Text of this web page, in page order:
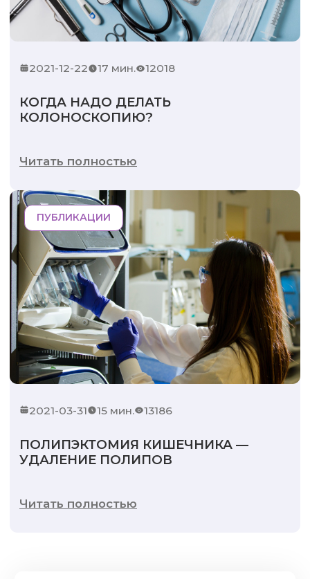
2021-12-22 17 мин. 12018
КОГДА НАДО ДЕЛАТЬ
КОЛОНОСКОПИЮ?
Читать полностью
ПУБЛИКАЦИИ
2021-03-31 15 мин. 13186
ПОЛИПЭКТОМИЯ КИШЕЧНИКА —
УДАЛЕНИЕ ПОЛИПОВ
Читать полностью